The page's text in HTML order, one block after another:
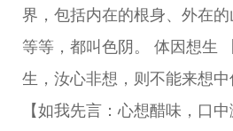
界，包括内在的根身、外在
等等，都叫色阴。 体因想生
生，汝心非想，则不能来想
【如我先言：心想醋味，口